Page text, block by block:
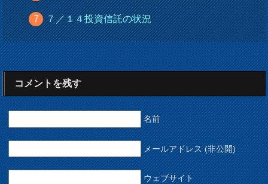
７／１４投資信託の状況
コメントを残す
名前
メールアドレス (非公開)
ウェブサイト